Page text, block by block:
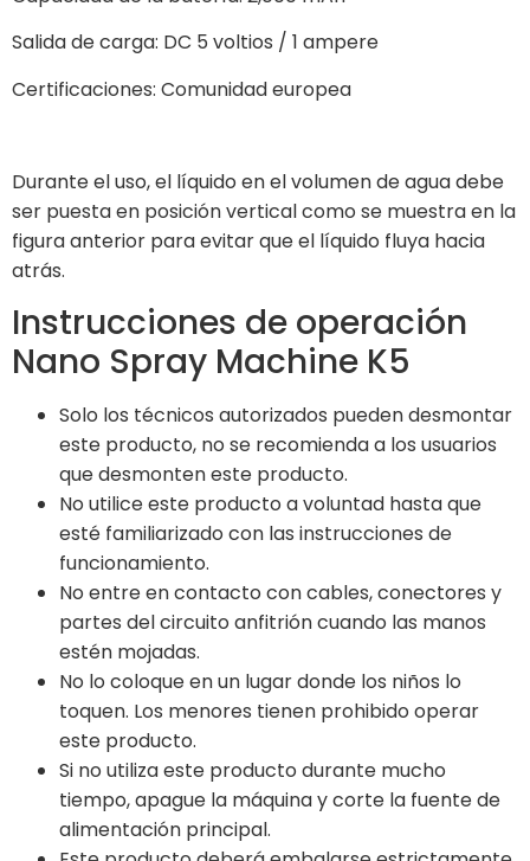
Salida de carga: DC 5 voltios / 1 ampere
Certificaciones: Comunidad europea
Durante el uso, el líquido en el volumen de agua debe
ser puesta en posición vertical como se muestra en la
figura anterior para evitar que el líquido fluya hacia
atrás.
Instrucciones de operación
Nano Spray Machine K5
Solo los técnicos autorizados pueden desmontar
este producto, no se recomienda a los usuarios
que desmonten este producto.
No utilice este producto a voluntad hasta que
esté familiarizado con las instrucciones de
funcionamiento.
No entre en contacto con cables, conectores y
partes del circuito anfitrión cuando las manos
estén mojadas.
No lo coloque en un lugar donde los niños lo
toquen. Los menores tienen prohibido operar
este producto.
Si no utiliza este producto durante mucho
tiempo, apague la máquina y corte la fuente de
alimentación principal.